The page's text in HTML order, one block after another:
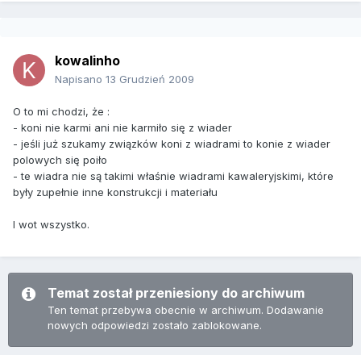
kowalinho
Napisano 13 Grudzień 2009
O to mi chodzi, że :
- koni nie karmi ani nie karmiło się z wiader
- jeśli już szukamy związków koni z wiadrami to konie z wiader
polowych się poiło
- te wiadra nie są takimi właśnie wiadrami kawaleryjskimi, które
były zupełnie inne konstrukcji i materiału
I wot wszystko.
Temat został przeniesiony do archiwum
Ten temat przebywa obecnie w archiwum. Dodawanie
nowych odpowiedzi zostało zablokowane.